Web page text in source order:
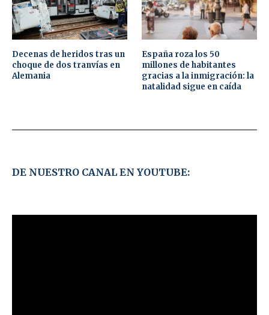
Decenas de heridos tras un
choque de dos tranvías en
Alemania
España roza los 50
millones de habitantes
gracias a la inmigración: la
natalidad sigue en caída
DE NUESTRO CANAL EN YOUTUBE: